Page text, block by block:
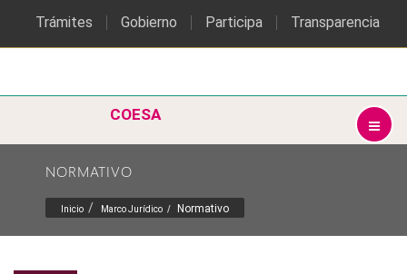
Trámites Gobierno Participa Transparencia
COESA
NORMATIVO
Inicio Marco Jurídico Normativo